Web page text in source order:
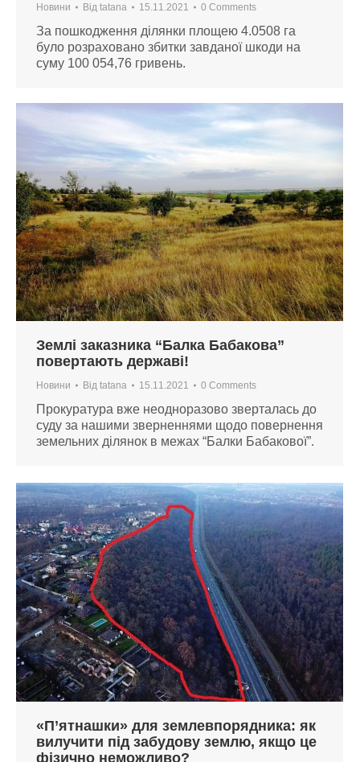
Новини Від tatana 15.11.2021 0 Comments
За пошкодження ділянки площею 4.0508 га
було розраховано збитки завданої шкоди на
суму 100 054,76 гривень.
Землі заказника “Балка Бабакова”
повертають державі!
Новини Від tatana 15.11.2021 0 Comments
Прокуратура вже неодноразово зверталась до
суду за нашими зверненнями щодо повернення
земельних ділянок в межах “Балки Бабакової”.
«П’ятнашки» для землевпорядника: як
вилучити під забудову землю, якщо це
фізично неможливо?